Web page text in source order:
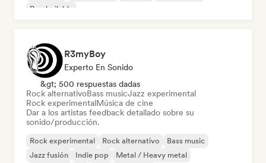
Pop bailable
R3myBoy
Experto En Sonido
&gt; 500 respuestas dadas
Rock alternativoBass musicJazz experimental
Rock experimentalMúsica de cine
Dar a los artistas feedback detallado sobre su
sonido/producción.
Rock experimental Rock alternativo
Bass music
Jazz fusión
Indie pop
Metal / Heavy metal